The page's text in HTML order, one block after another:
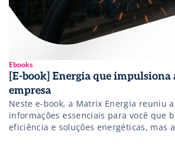
Ebooks
[E-book] Energia que impulsiona
empresa
Neste e-book, a Matrix Energia reuniu
informações essenciais para você que
eficiência e soluções energéticas, mas